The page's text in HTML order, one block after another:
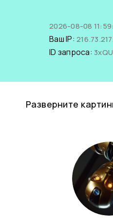
2026-08-08
Ваш IP:
ID запроса:
Разверните